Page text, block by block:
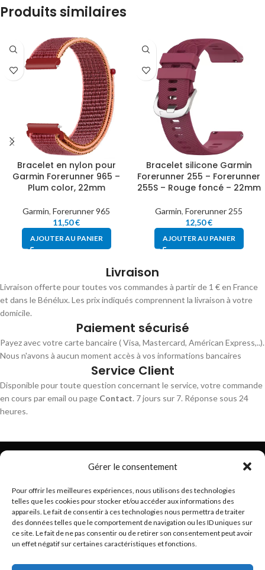
Gérer le consentement
Pour offrir les meilleures expériences, nous utilisons des technologies
telles que les cookies pour stocker et/ou accéder aux informations des
appareils. Le fait de consentir à ces technologies nous permettra de traiter
des données telles que le comportement de navigation ou les ID uniques sur
ce site. Le fait de ne pas consentir ou de retirer son consentement peut avoir
un effet négatif sur certaines caractéristiques et fonctions.
Produits similaires
Bracelet en nylon pour
Garmin Forerunner 965 –
Plum color, 22mm
Garmin, Forerunner 965
11,50€
AJOUTER AU PANIER
Bracelet silicone Garmin
Forerunner 255 – Forerunner
255S – Rouge foncé – 22mm
Garmin, Forerunner 255
12,50€
AJOUTER AU PANIER
Livraison
Livraison offerte pour toutes vos commandes à partir de 1 € en France
et dans le Bénélux. Les prix indiqués comprennent la livraison à votre
domicile.
Paiement sécurisé
Payez avec votre carte bancaire ( Visa, Mastercard, Américan Express,..).
Nous n'avons à aucun moment accès à vos informations bancaires
Service Client
Disponible pour toute question concernant le service, votre commande
en cours par email ou page Contact. 7 jours sur 7. Réponse sous 24
heures.
Trouvez les meilleurs bracelets de montres connectés
hello@braceletsmartwatch.com
BRACELETS DE MONTRES CONNECTÉES EN EUROPE